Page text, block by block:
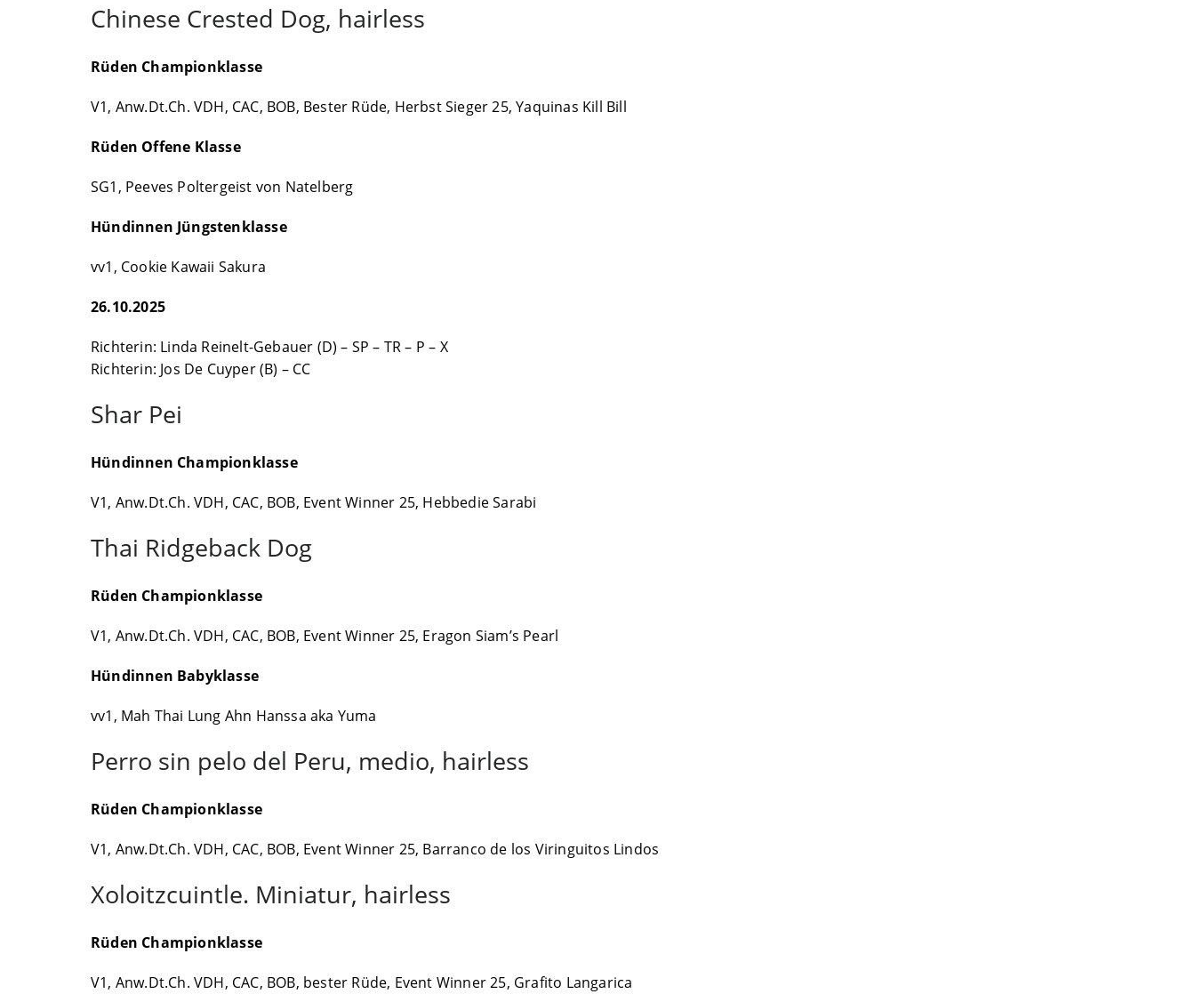
Chinese Crested Dog, hairless
Rüden Championklasse
V1, Anw.Dt.Ch. VDH, CAC, BOB, Bester Rüde, Herbst Sieger 25, Yaquinas Kill Bill
Rüden Offene Klasse
SG1, Peeves Poltergeist von Natelberg
Hündinnen Jüngstenklasse
vv1, Cookie Kawaii Sakura
26.10.2025
Richterin: Linda Reinelt-Gebauer (D) – SP – TR – P – X
Richterin: Jos De Cuyper (B) – CC
Shar Pei
Hündinnen Championklasse
V1, Anw.Dt.Ch. VDH, CAC, BOB, Event Winner 25, Hebbedie Sarabi
Thai Ridgeback Dog
Rüden Championklasse
V1, Anw.Dt.Ch. VDH, CAC, BOB, Event Winner 25, Eragon Siam’s Pearl
Hündinnen Babyklasse
vv1, Mah Thai Lung Ahn Hanssa aka Yuma
Perro sin pelo del Peru, medio, hairless
Rüden Championklasse
V1, Anw.Dt.Ch. VDH, CAC, BOB, Event Winner 25, Barranco de los Viringuitos Lindos
Xoloitzcuintle. Miniatur, hairless
Rüden Championklasse
V1, Anw.Dt.Ch. VDH, CAC, BOB, bester Rüde, Event Winner 25, Grafito Langarica